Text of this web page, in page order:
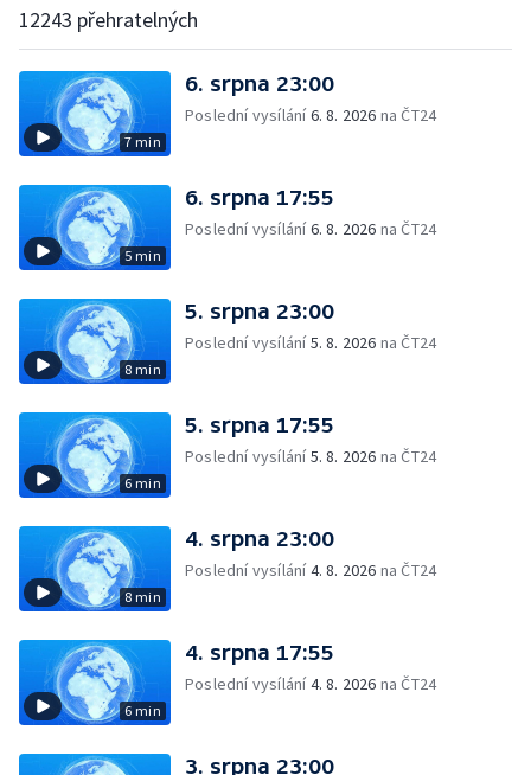
12243 přehratelných
7 min
6. srpna 23:00
Poslední vysílání6. 8. 2026 na ČT24
5 min
6. srpna 17:55
Poslední vysílání6. 8. 2026 na ČT24
8 min
5. srpna 23:00
Poslední vysílání5. 8. 2026 na ČT24
6 min
5. srpna 17:55
Poslední vysílání5. 8. 2026 na ČT24
8 min
4. srpna 23:00
Poslední vysílání4. 8. 2026 na ČT24
6 min
4. srpna 17:55
Poslední vysílání4. 8. 2026 na ČT24
3. srpna 23:00